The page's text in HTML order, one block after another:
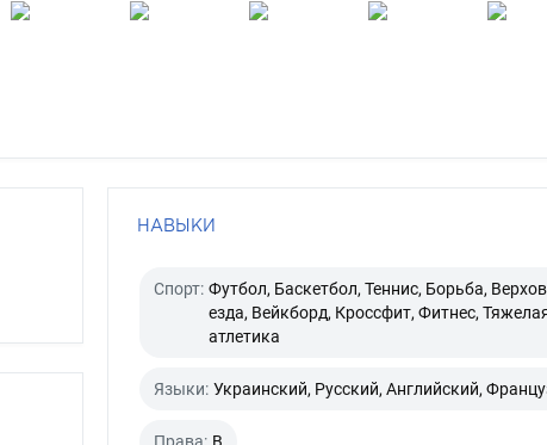
НАВЫКИ
Спорт: Футбол, Баскетбол, Теннис, Борьба,
езда, Вейкборд, Кроссфит, Фитнес,
атлетика
Языки: Украинский, Русский, Английский,